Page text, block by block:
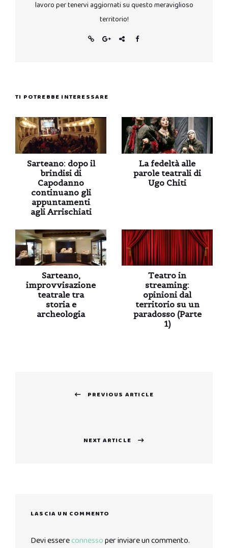
lavoro per tenervi aggiornati su questo meraviglioso
territorio!
TI POTREBBE INTERESSARE
Sarteano: dopo il
brindisi di
Capodanno
continuano gli
appuntamenti
agli Arrischiati
La fedeltà alle
parole teatrali di
Ugo Chiti
Sarteano,
improvvisazione
teatrale tra
storia e
archeologia
Teatro in
streaming:
opinioni dal
territorio su un
paradosso (Parte
1)
PREVIOUS ARTICLE
NEXT ARTICLE
LASCIA UN COMMENTO
Devi essereconnessoper inviare un commento.